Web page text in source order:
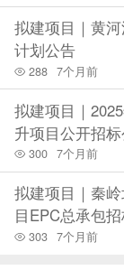
认。
7.资格预审申请
7.1 资格预审
日11时00分 ，
7.2 逾期送达
件，招标人不予
8.发布公告的媒
本次招标公告
拟建项目｜黄
计划公告
288 7个月前
拟建项目｜
升项目公开招
300 7个月前
拟建项目｜秦
目EPC总承包
303 7个月前